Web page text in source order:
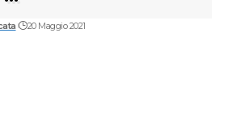
20 Maggio 2021